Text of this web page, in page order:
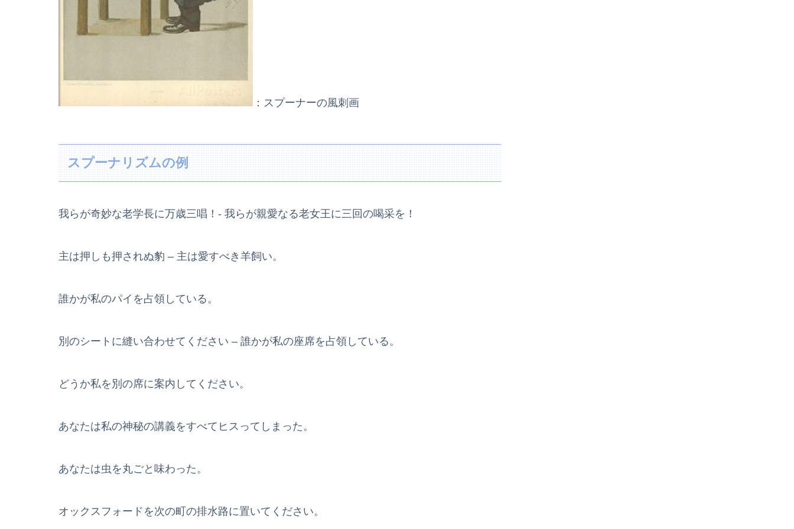
：スプーナーの風刺画
スプーナリズムの例
我らが奇妙な老学長に万歳三唱！- 我らが親愛なる老女王に三回の喝采を！
主は押しも押されぬ豹 – 主は愛すべき羊飼い。
誰かが私のパイを占領している。
別のシートに縫い合わせてください – 誰かが私の座席を占領している。
どうか私を別の席に案内してください。
あなたは私の神秘の講義をすべてヒスってしまった。
あなたは虫を丸ごと味わった。
オックスフォードを次の町の排水路に置いてください。